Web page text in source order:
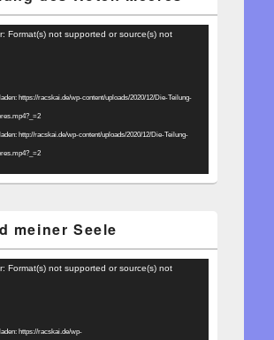
Format(s) not supported or source(s) not
https://racskai.de/wp-content/uploads/2020/12/Die-Teilung-
http://racskai.de/wp-content/uploads/2020/12/Die-Teilung-
meiner Seele
Format(s) not supported or source(s) not
https://racskai.de/wp-